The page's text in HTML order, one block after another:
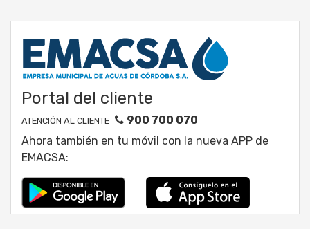
Portal del cliente
ATENCIÓN AL CLIENTE
900 700 070
Ahora también en tu móvil con la nueva APP de
EMACSA: